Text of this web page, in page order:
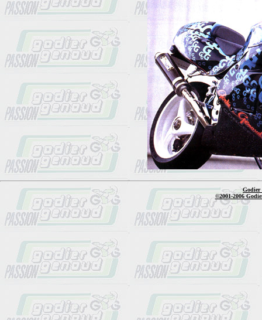
Godier
©2001-2006